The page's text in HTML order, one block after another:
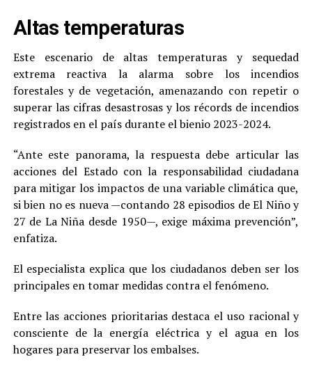
Altas temperaturas
Este escenario de altas temperaturas y sequedad
extrema reactiva la alarma sobre los incendios
forestales y de vegetación, amenazando con repetir o
superar las cifras desastrosas y los récords de incendios
registrados en el país durante el bienio 2023-2024.
“Ante este panorama, la respuesta debe articular las
acciones del Estado con la responsabilidad ciudadana
para mitigar los impactos de una variable climática que,
si bien no es nueva —contando 28 episodios de El Niño y
27 de La Niña desde 1950—, exige máxima prevención”,
enfatiza.
El especialista explica que los ciudadanos deben ser los
principales en tomar medidas contra el fenómeno.
Entre las acciones prioritarias destaca el uso racional y
consciente de la energía eléctrica y el agua en los
hogares para preservar los embalses.